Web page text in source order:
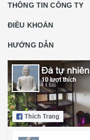
THÔNG TIN CÔNG TY
ĐIỀU KHOẢN
HƯỚNG DẪN